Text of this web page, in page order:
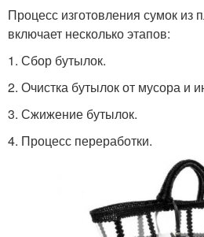
Процесс изготовления сумок из
включает несколько этапов:
1. Сбор бутылок.
2. Очистка бутылок от мусора и
3. Сжижение бутылок.
4. Процесс переработки.